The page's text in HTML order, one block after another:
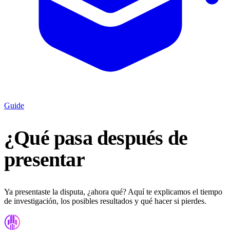
Guide
¿Qué pasa después de
presentar
Ya presentaste la disputa, ¿ahora qué? Aquí te explicamos el tiempo
de investigación, los posibles resultados y qué hacer si pierdes.